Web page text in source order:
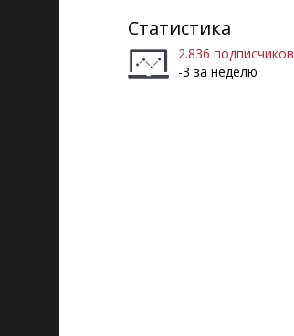
Статистика
2.836 подписчиков
-3 за неделю